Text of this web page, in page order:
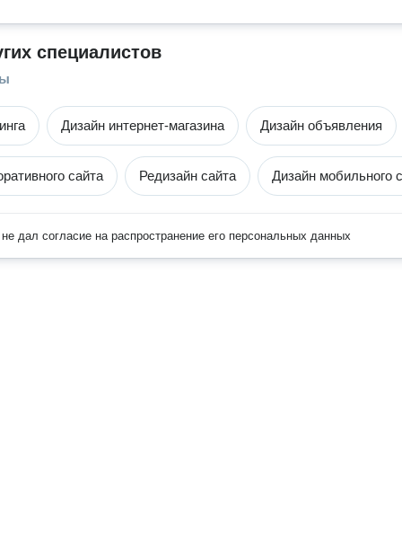
специалистов
Дизайн интернет-магазина Дизайн объявления
сайта Редизайн сайта Дизайн мобильного
дал согласие на распространение его персональных данных